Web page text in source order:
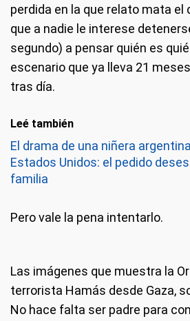
perdida en la que relato mata el
que a nadie le interese
segundo) a pensar quién es
escenario que ya lleva 21
tras día.
Leé también
El drama de una niñera
Estados Unidos: el pedido
familia
Pero vale la pena intentarlo.
Las imágenes que muestra la
terrorista Hamás desde Gaza,
No hace falta ser padre para